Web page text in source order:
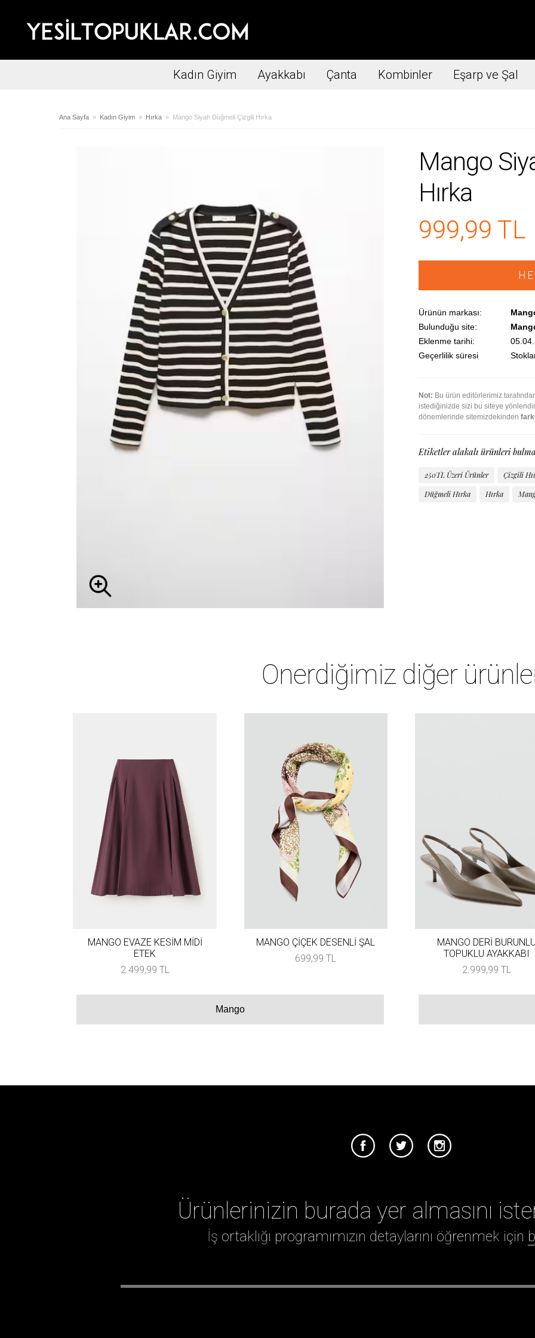
Kadın Giyim Ayakkabı Çanta Kombinler Eşarp ve Şal
Ana Sayfa » Kadın Giyim » Hırka » Mango Siyah Düğmeli Çizgili Hırka
Mango
Hırka
999,99 TL
Ürünün markası:
Bulunduğu site:
Eklenme tarihi:
Geçerlilik süresi
Not: Bu ürün editörlerimiz
istediğinizde sizi bu siteye
dönemlerinde sitemizdekinden
Etiketler alakalı ürünleri
250TL Üzeri Ürünler
Çizgili
Düğmeli Hırka
Hırka
Önerdiğimiz diğer
MANGO EVAZE KESİM MİDİ
ETEK
2.499,99 TL
MANGO ÇİÇEK DESENLİ ŞAL
699,99 TL
MANGO DERİ
TOPUKLU AYAKKABI
2.999,99 TL
Mango
Ürünlerinizin burada yer almasını
İş ortaklığı programımızın detaylarını öğrenmek için